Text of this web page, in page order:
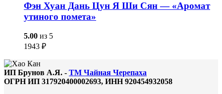
Фэн Хуан Дань Цун Я Ши Сян — «Аромат
утиного помета»
5.00 из 5
1943 ₽
ИП Брунов А.Я. - ТМ Чайная Черепаха
ОГРН ИП 317920400002693, ИНН 920454932058